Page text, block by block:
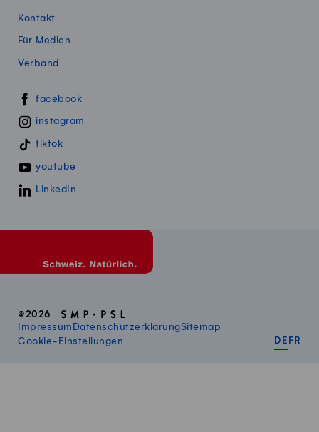
Kontakt
Für Medien
Verband
Swissmillk auf Social Media
facebook
instagram
tiktok
youtube
LinkedIn
©2026
Impressum DatenschutzerklärungSitemap
Cookie-Einstellungen
DE FR